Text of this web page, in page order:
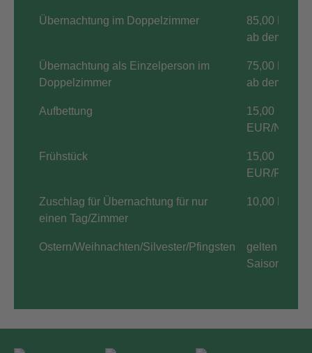
Übernachtung im Doppelzimmer
85,00 EUR/
ab dem 2.
Übernachtung als Einzelperson im
Doppelzimmer
75,00 EUR/
ab dem 2.
Aufbettung
15,00
EUR/Nacht
Frühstück
15,00
EUR/
Zuschlag für Übernachtung für nur
einen Tag/Zimmer
10,00 EUR
Ostern/Weihnachten/Silvester/Pfingsten
gelten
Saisonpreise